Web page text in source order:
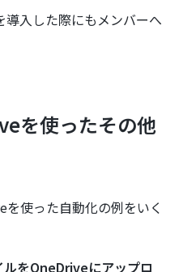
入した際にもメンバーへ
を使ったその他
使った自動化の例をいく
をOneDriveにアップロ